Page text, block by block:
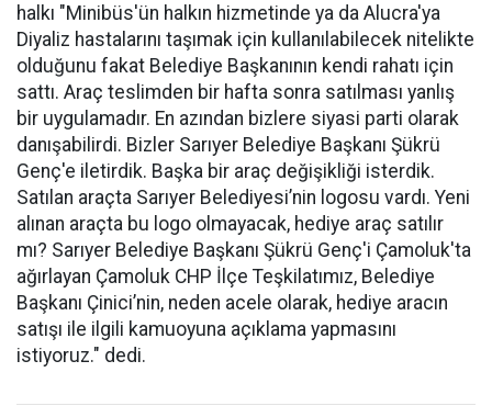
halkı "Minibüs'ün halkın hizmetinde ya da Alucra'ya
Diyaliz hastalarını taşımak için kullanılabilecek nitelikte
olduğunu fakat Belediye Başkanının kendi rahatı için
sattı. Araç teslimden bir hafta sonra satılması yanlış
bir uygulamadır. En azından bizlere siyasi parti olarak
danışabilirdi. Bizler Sarıyer Belediye Başkanı Şükrü
Genç'e iletirdik. Başka bir araç değişikliği isterdik.
Satılan araçta Sarıyer Belediyesi’nin logosu vardı. Yeni
alınan araçta bu logo olmayacak, hediye araç satılır
mı? Sarıyer Belediye Başkanı Şükrü Genç'i Çamoluk'ta
ağırlayan Çamoluk CHP İlçe Teşkilatımız, Belediye
Başkanı Çinici’nin, neden acele olarak, hediye aracın
satışı ile ilgili kamuoyuna açıklama yapmasını
istiyoruz." dedi.